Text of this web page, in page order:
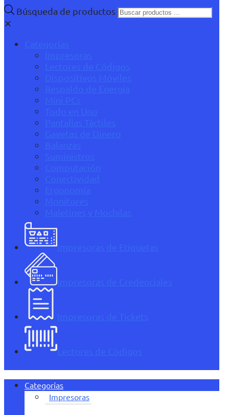
Búsqueda de productos
✕
Categorías
Impresoras
Lectores de Códigos
Dispositivos Móviles
Respaldo de Energía
Mini PCs
Todo en Uno
Pantallas Táctiles
Gavetas de Dinero
Balanzas
Suministros
Computación
Conectividad
Ergonomía
Monitores
Maletines y Mochilas
Impresoras de Etiquetas
Impresoras de Credenciales
Impresoras de Tickets
Lectores de Códigos
Categorías
Impresoras